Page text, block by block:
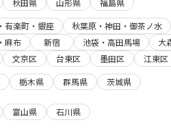
秋田県 山形県 福島県
有楽町・銀座 秋葉原・神田・御茶ノ水
麻布 新宿 池袋・高田馬場 大
文京区 台東区 墨田区 江東区
栃木県 群馬県 茨城県
富山県 石川県